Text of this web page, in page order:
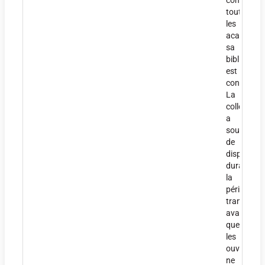
toutes
les
sa
est
La
collection
a
souffert
de
durant
la
période
transitoire,
avant
que
les
ouvrages
ne